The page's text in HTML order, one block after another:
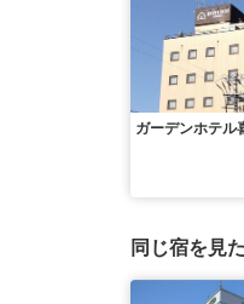
ガーデンホテル
同じ宿を見